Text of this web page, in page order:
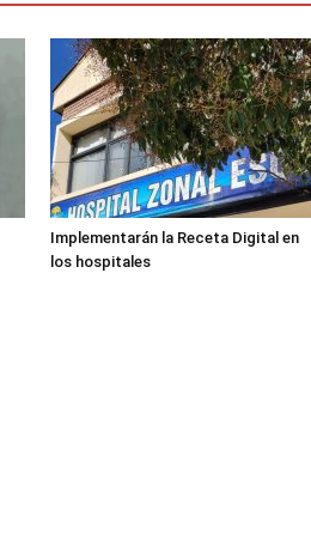
Implementarán la Receta Digital en
los hospitales